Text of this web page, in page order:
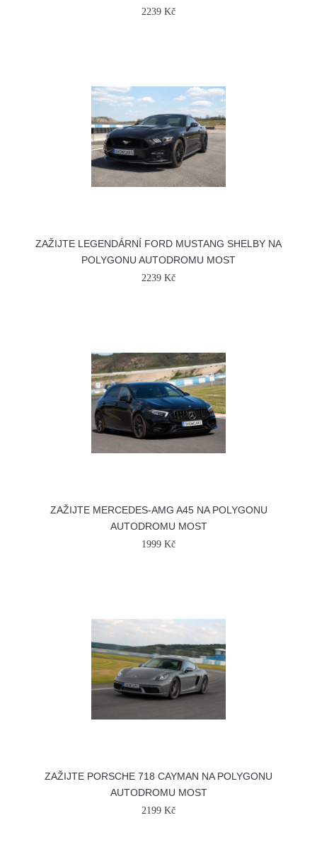
2239 Kč
ZAŽIJTE LEGENDÁRNÍ FORD MUSTANG SHELBY NA
POLYGONU AUTODROMU MOST
2239 Kč
ZAŽIJTE MERCEDES-AMG A45 NA POLYGONU
AUTODROMU MOST
1999 Kč
ZAŽIJTE PORSCHE 718 CAYMAN NA POLYGONU
AUTODROMU MOST
2199 Kč